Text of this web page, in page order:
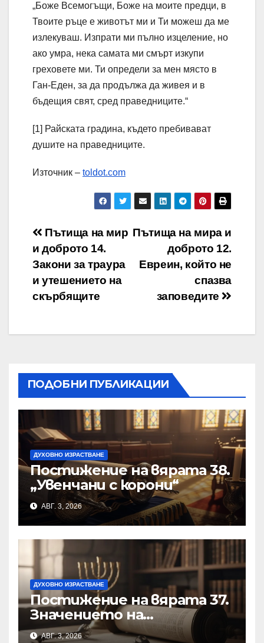
„Боже Всемогъщи, Боже на моите предци, в
Твоите ръце е животът ми и Ти можеш да ме
излекуваш. Изпрати ми пълно изцеление, но
ако умра, нека самата ми смърт изкупи
греховете ми. Ти определи за мен място в
Ган-Еден, за да продължа да живея и в
бъдещия свят, сред праведниците.“
[1] Райската градина, където пребивават
душите на праведниците.
Източник – toldot.com
НавигацияПътища на мира и
доброто 12.
Евреин, който не
спазва
заповедите
Пътища на мир
и доброто 14.
Закони за траура
и утешението на
скърбящите
ПОДОБНИ ПУБЛИКАЦИИ
ДУХОВНО ИЗРАСТВАНЕ
Постижение на вярата 38.
„Увенчани с корони“
АВГ. 3, 2026
ДУХОВНО ИЗРАСТВАНЕ
Постижение на вярата 37.
Значението на
познанието за
АВГ. 3, 2026